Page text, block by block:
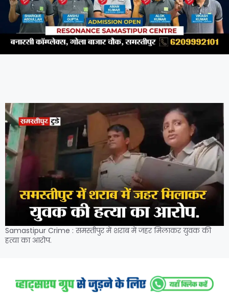
Samastipur Crime : समस्तीपुर में शराब में जहर मिलाकर युवक की
हत्या का आरोप.